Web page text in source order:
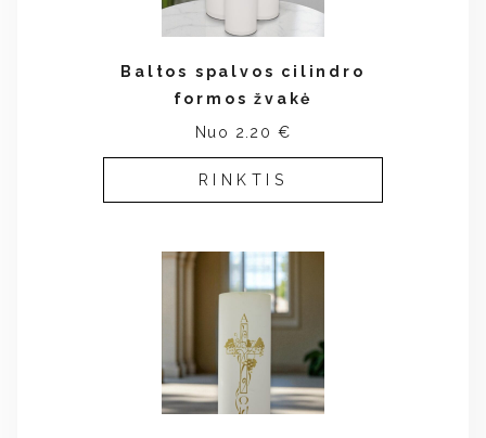
Baltos spalvos cilindro
formos žvakė
Nuo 2.20 €
RINKTIS